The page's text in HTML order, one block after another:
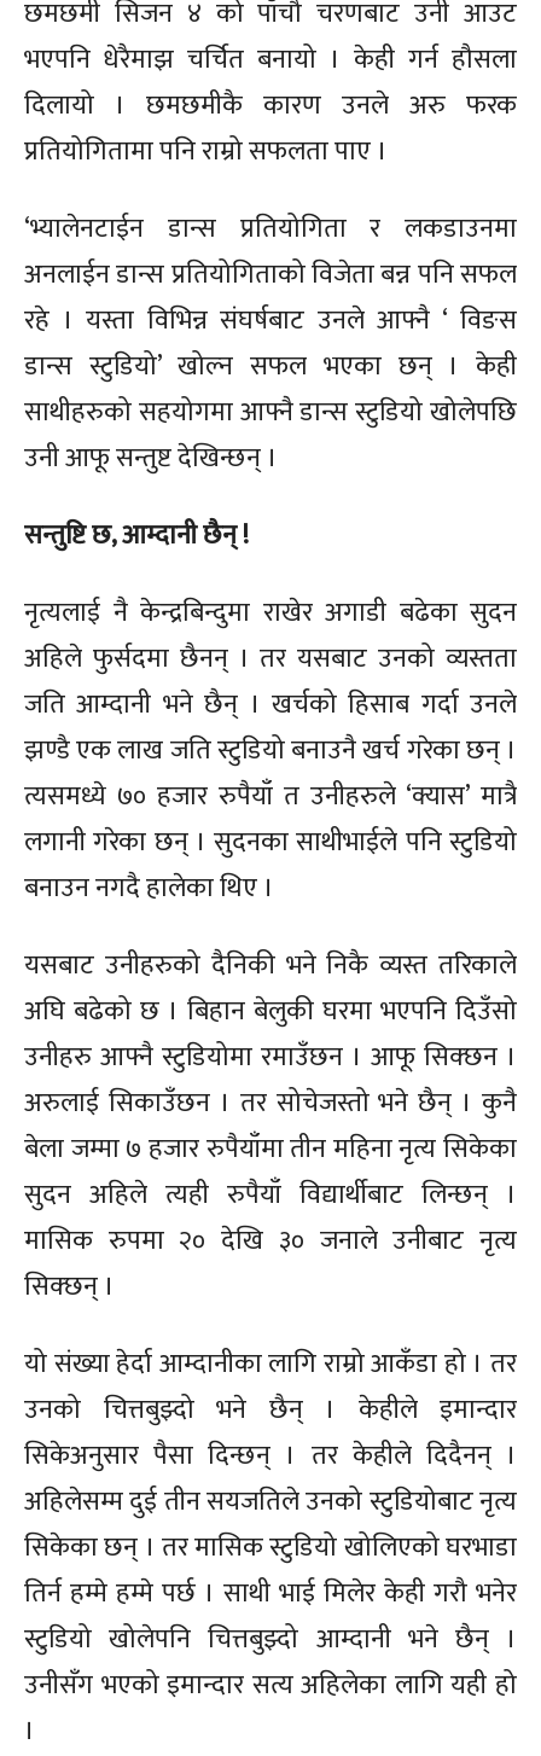
छमछमी सिजन ४ को पाँचौ चरणबाट उनी आउट
भएपनि धेरैमाझ चर्चित बनायो । केही गर्न हौसला
दिलायो । छमछमीकै कारण उनले अरु फरक
प्रतियोगितामा पनि राम्रो सफलता पाए ।
‘भ्यालेनटाईन डान्स प्रतियोगिता र लकडाउनमा
अनलाईन डान्स प्रतियोगिताको विजेता बन्न पनि सफल
रहे । यस्ता विभिन्न संघर्षबाट उनले आफ्नै ‘ विङस
डान्स स्टुडियो’ खोल्न सफल भएका छन् । केही
साथीहरुको सहयोगमा आफ्नै डान्स स्टुडियो खोलेपछि
उनी आफू सन्तुष्ट देखिन्छन् ।
सन्तुष्टि छ, आम्दानी छैन् !
नृत्यलाई नै केन्द्रबिन्दुमा राखेर अगाडी बढेका सुदन
अहिले फुर्सदमा छैनन् । तर यसबाट उनको व्यस्तता
जति आम्दानी भने छैन् । खर्चको हिसाब गर्दा उनले
झण्डै एक लाख जति स्टुडियो बनाउनै खर्च गरेका छन् ।
त्यसमध्ये ७० हजार रुपैयाँ त उनीहरुले ‘क्यास’ मात्रै
लगानी गरेका छन् । सुदनका साथीभाईले पनि स्टुडियो
बनाउन नगदै हालेका थिए ।
यसबाट उनीहरुको दैनिकी भने निकै व्यस्त तरिकाले
अघि बढेको छ । बिहान बेलुकी घरमा भएपनि दिउँसो
उनीहरु आफ्नै स्टुडियोमा रमाउँछन । आफू सिक्छन ।
अरुलाई सिकाउँछन । तर सोचेजस्तो भने छैन् । कुनै
बेला जम्मा ७ हजार रुपैयाँमा तीन महिना नृत्य सिकेका
सुदन अहिले त्यही रुपैयाँ विद्यार्थीबाट लिन्छन् ।
मासिक रुपमा २० देखि ३० जनाले उनीबाट नृत्य
सिक्छन् ।
यो संख्या हेर्दा आम्दानीका लागि राम्रो आकँडा हो । तर
उनको चित्तबुझ्दो भने छैन् । केहीले इमान्दार
सिकेअनुसार पैसा दिन्छन् । तर केहीले दिदैनन् ।
अहिलेसम्म दुई तीन सयजतिले उनको स्टुडियोबाट नृत्य
सिकेका छन् । तर मासिक स्टुडियो खोलिएको घरभाडा
तिर्न हम्मे हम्मे पर्छ । साथी भाई मिलेर केही गरौ भनेर
स्टुडियो खोलेपनि चित्तबुझ्दो आम्दानी भने छैन् ।
उनीसँग भएको इमान्दार सत्य अहिलेका लागि यही हो
।